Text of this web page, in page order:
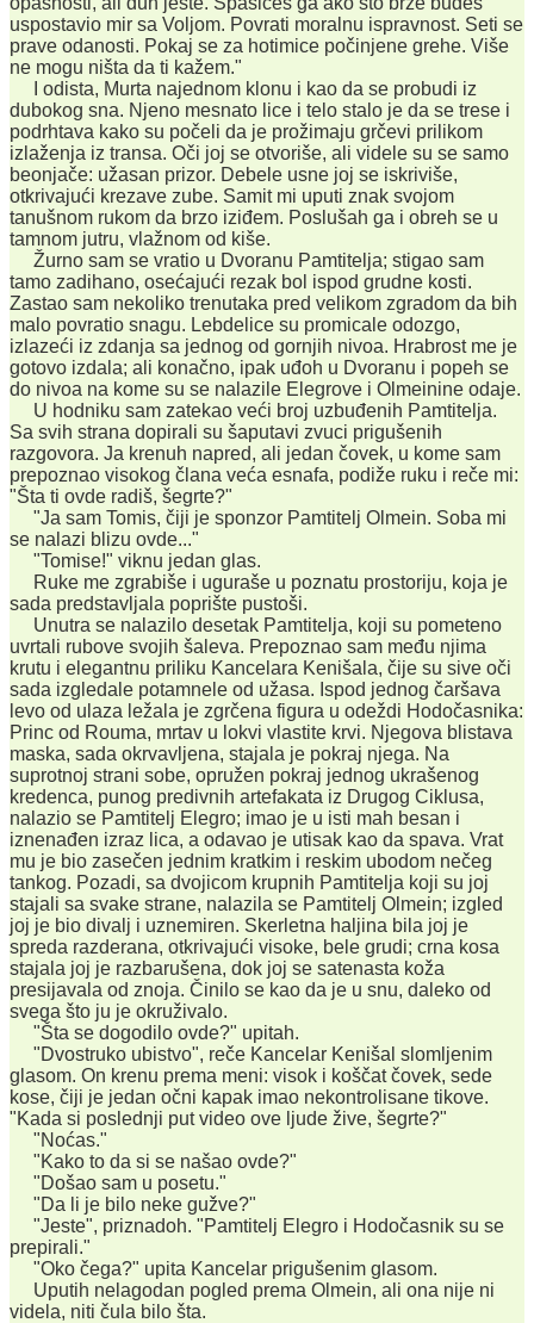
uspostavio mir sa Voljom. Povrati moralnu ispravnost. Seti se
prave odanosti. Pokaj se za hotimice počinjene grehe. Više
ne mogu ništa da ti kažem."
I odista, Murta najednom klonu i kao da se probudi iz
dubokog sna. Njeno mesnato lice i telo stalo je da se trese i
podrhtava kako su počeli da je prožimaju grčevi prilikom
izlaženja iz transa. Oči joj se otvoriše, ali videle su se samo
beonjače: užasan prizor. Debele usne joj se iskriviše,
otkrivajući krezave zube. Samit mi uputi znak svojom
tanušnom rukom da brzo iziđem. Poslušah ga i obreh se u
tamnom jutru, vlažnom od kiše.
Žurno sam se vratio u Dvoranu Pamtitelja; stigao sam
tamo zadihano, osećajući rezak bol ispod grudne kosti.
Zastao sam nekoliko trenutaka pred velikom zgradom da bih
malo povratio snagu. Lebdelice su promicale odozgo,
izlazeći iz zdanja sa jednog od gornjih nivoa. Hrabrost me je
gotovo izdala; ali konačno, ipak uđoh u Dvoranu i popeh se
do nivoa na kome su se nalazile Elegrove i Olmeinine odaje.
U hodniku sam zatekao veći broj uzbuđenih Pamtitelja.
Sa svih strana dopirali su šaputavi zvuci prigušenih
razgovora. Ja krenuh napred, ali jedan čovek, u kome sam
prepoznao visokog člana veća esnafa, podiže ruku i reče mi:
"Šta ti ovde radiš, šegrte?"
"Ja sam Tomis, čiji je sponzor Pamtitelj Olmein. Soba mi
se nalazi blizu ovde..."
"Tomise!" viknu jedan glas.
Ruke me zgrabiše i uguraše u poznatu prostoriju, koja je
sada predstavljala poprište pustoši.
Unutra se nalazilo desetak Pamtitelja, koji su pometeno
uvrtali rubove svojih šaleva. Prepoznao sam među njima
krutu i elegantnu priliku Kancelara Kenišala, čije su sive oči
sada izgledale potamnele od užasa. Ispod jednog čaršava
levo od ulaza ležala je zgrčena figura u odeždi Hodočasnika:
Princ od Rouma, mrtav u lokvi vlastite krvi. Njegova blistava
maska, sada okrvavljena, stajala je pokraj njega. Na
suprotnoj strani sobe, opružen pokraj jednog ukrašenog
kredenca, punog predivnih artefakata iz Drugog Ciklusa,
nalazio se Pamtitelj Elegro; imao je u isti mah besan i
iznenađen izraz lica, a odavao je utisak kao da spava. Vrat
mu je bio zasečen jednim kratkim i reskim ubodom nečeg
tankog. Pozadi, sa dvojicom krupnih Pamtitelja koji su joj
stajali sa svake strane, nalazila se Pamtitelj Olmein; izgled
joj je bio divalj i uznemiren. Skerletna haljina bila joj je
spreda razderana, otkrivajući visoke, bele grudi; crna kosa
stajala joj je razbarušena, dok joj se satenasta koža
presijavala od znoja. Činilo se kao da je u snu, daleko od
svega što ju je okruživalo.
"Šta se dogodilo ovde?" upitah.
"Dvostruko ubistvo", reče Kancelar Kenišal slomljenim
glasom. On krenu prema meni: visok i koščat čovek, sede
kose, čiji je jedan očni kapak imao nekontrolisane tikove.
"Kada si poslednji put video ove ljude žive, šegrte?"
"Noćas."
"Kako to da si se našao ovde?"
"Došao sam u posetu."
"Da li je bilo neke gužve?"
"Jeste", priznadoh. "Pamtitelj Elegro i Hodočasnik su se
prepirali."
"Oko čega?" upita Kancelar prigušenim glasom.
Uputih nelagodan pogled prema Olmein, ali ona nije ni
videla, niti čula bilo šta.